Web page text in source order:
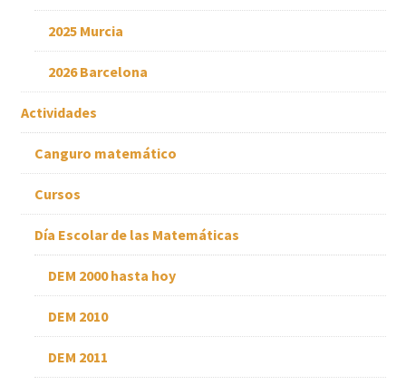
2025 Murcia
2026 Barcelona
Actividades
Canguro matemático
Cursos
Día Escolar de las Matemáticas
DEM 2000 hasta hoy
DEM 2010
DEM 2011